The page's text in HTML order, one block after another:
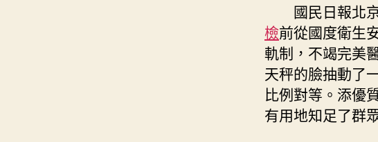
國民日報北京
檢前從國度衛生
軌制，不竭完美
天秤的臉抽動了
比例對等。添優
有用地知足了群